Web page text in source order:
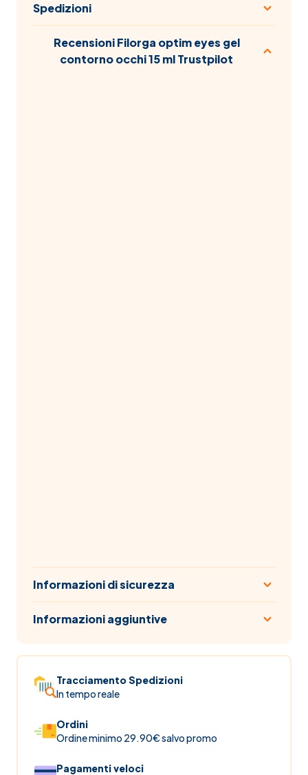
Spedizioni
Recensioni Filorga optim eyes gel
contorno occhi 15 ml Trustpilot
Informazioni di sicurezza
Informazioni aggiuntive
Tracciamento Spedizioni
In tempo reale
Ordini
Ordine minimo 29.90€ salvo promo
Pagamenti veloci